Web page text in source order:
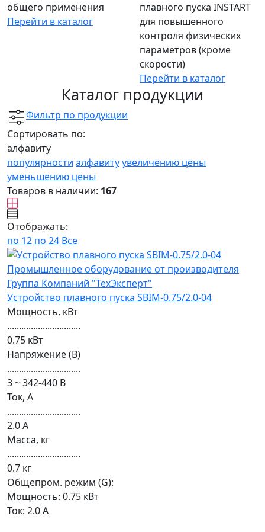
общего применения
Перейти в каталог
плавного пуска INSTART
для повышенного
контроля физических
параметров (кроме
скорости)
Перейти в каталог
Каталог продукции
Фильтр по продукции
Сортировать по:
алфавиту
популярности алфавитуувеличению цены
уменьшению цены
Товаров в наличии: 167
Отображать:
по 12 по 24 Все
Устройство плавного пуска SBIM-0.75/2.0-04
Мощность, кВт
...............................
0.75 кВт
Напряжение (В)
...............................
3 ~ 342-440 В
Ток, А
...............................
2.0 А
Масса, кг
...............................
0.7 кг
Общепром. режим (G):
Мощность: 0.75 кВт
Ток: 2.0 А